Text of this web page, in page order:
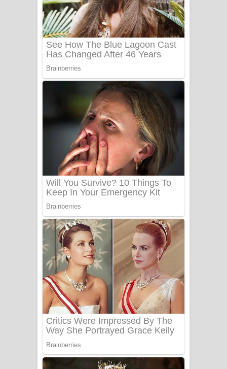
Liyamuda Dan Anagathe Song Lyrics
- ලියමුද දැන් අනාගතේ ගීතයේ පද පෙළ
Doni Song Lyrics - දෝණි ගීතයේ පද
පෙළ
Benthara Palame Song Lyrics -
බෙන්තර පාලමේ ගීතයේ පද පෙළ
Sanda Babalena Song Lyrics - සඳ
බැබලෙන ගීතයේ පද පෙළ
Adare Wadi Nisa Song Lyrics - ආදරේ
වැඩි නිසා ගීතයේ පද පෙළ
UNUHUMA Song Lyrics - උණුහුම
ගීතයේ පද පෙළ
Katakara Song Lyrics - කටකාර ගීතයේ
පද පෙළ
Tharu Yaye Dilena Song Lyrics - තරු
යායේ දිලෙනා ගීතයේ පද පෙළ
Ow Man Sosa Song Lyrics - ඔව් මං
සෝසා ගීතයේ පද පෙළ